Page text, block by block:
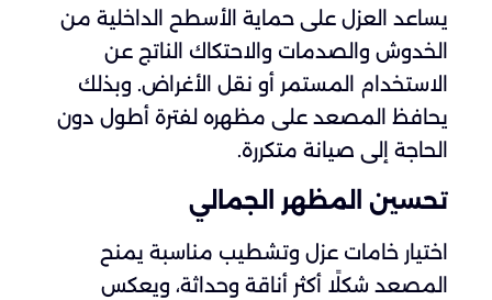
يساعد العزل على حماية الأسطح الداخلية من
الخدوش والصدمات والاحتكاك الناتج عن
الاستخدام المستمر أو نقل الأغراض. وبذلك
يحافظ المصعد على مظهره لفترة أطول دون
الحاجة إلى صيانة متكررة.
تحسين المظهر الجمالي
اختيار خامات عزل وتشطيب مناسبة يمنح
المصعد شكلًا أكثر أناقة وحداثة، ويعكس